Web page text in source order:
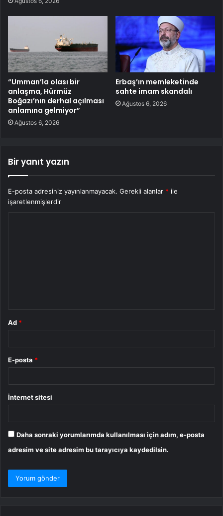
“Umman’la olası bir
anlaşma, Hürmüz
Boğazı’nın derhal açılması
anlamına gelmiyor”
Ağustos 6, 2026
Erbaş’ın memleketinde
sahte imam skandalı
Ağustos 6, 2026
Bir yanıt yazın
E-posta adresiniz yayınlanmayacak. Gerekli alanlar * ile
işaretlenmişlerdir
Ad *
E-posta *
İnternet sitesi
Daha sonraki yorumlarımda kullanılması için adım, e-posta
adresim ve site adresim bu tarayıcıya kaydedilsin.